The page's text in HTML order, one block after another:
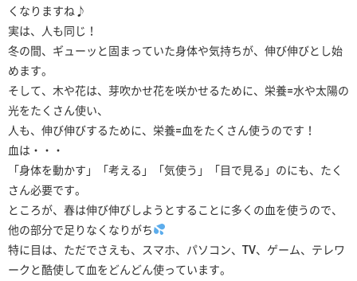
くなりますね♪
実は、人も同じ！
冬の間、ギューッと固まっていた身体や気持ちが、伸び伸びとし始
めます。
そして、木や花は、芽吹かせ花を咲かせるために、栄養=水や太陽の
光をたくさん使い、
人も、伸び伸びするために、栄養=血をたくさん使うのです！
血は・・・
「身体を動かす」「考える」「気使う」「目で見る」のにも、たく
さん必要です。
ところが、春は伸び伸びしようとすることに多くの血を使うので、
他の部分で足りなくなりがち
特に目は、ただでさえも、スマホ、パソコン、TV、ゲーム、テレワ
ークと酷使して血をどんどん使っています。